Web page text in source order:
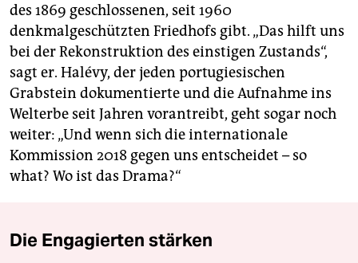
des 1869 geschlossenen, seit 1960
denkmalgeschützten Friedhofs gibt. „Das hilft uns
bei der Rekonstruktion des einstigen Zustands“,
sagt er. Halévy, der jeden portugiesischen
Grabstein dokumentierte und die Aufnahme ins
Welterbe seit Jahren vorantreibt, geht sogar noch
weiter: „Und wenn sich die internationale
Kommission 2018 gegen uns entscheidet – so
what? Wo ist das Drama?“
Die Engagierten stärken